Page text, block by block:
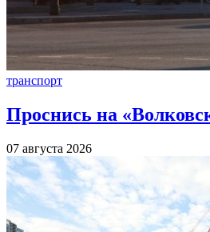
транспорт
Проснись на
07 августа 2026